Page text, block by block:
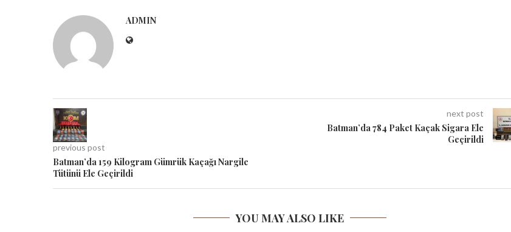
ADMIN
previous post
Batman’da 159 Kilogram Gümrük Kaçağı Nargile
Tütünü Ele Geçirildi
next post
Batman’da 784 Paket Kaçak Sigara Ele
Geçirildi
YOU MAY ALSO LIKE